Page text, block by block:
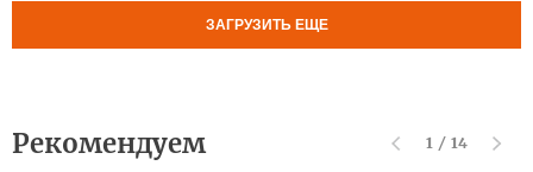
ЗАГРУЗИТЬ ЕЩЕ
Рекомендуем 1 / 14